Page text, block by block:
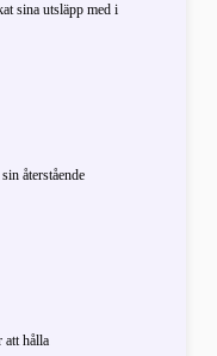
sina utsläpp med i
återstående
att hålla